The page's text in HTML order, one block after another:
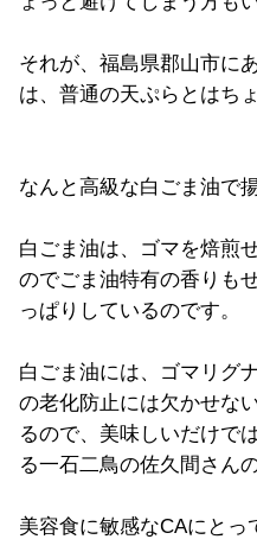
それが、福島県郡山市に
は、普通の天ぷらとはち
なんと高級な白ごま油で
白ごま油は、ゴマを焙煎
のでごま油特有の香りも
っぱりしているのです。
白ごま油には、ゴマリグ
の老化防止には欠かせな
るので、美味しいだけで
る一石二鳥の佐久間さん
美容食に敏感なCAにとっ